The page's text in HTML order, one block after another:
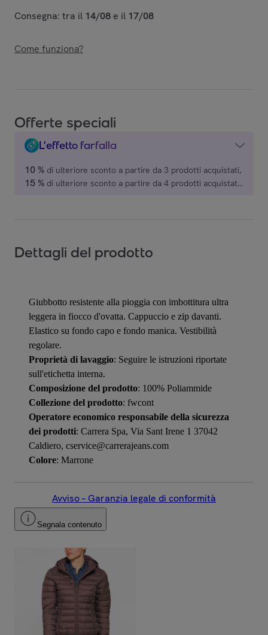
Consegna: tra il 14/08 e il 17/08
Come funziona?
Offerte speciali
L’effetto farfalla
10 % di ulteriore sconto a partire da 3 prodotti acquistati,
15 % di ulteriore sconto a partire da 4 prodotti acquistati,
Dettagli del prodotto
Giubbotto resistente alla pioggia con imbottitura ultra
leggera in fiocco d'ovatta. Cappuccio e zip davanti.
Elastico su fondo capo e fondo manica. Vestibilità
regolare.
Proprietà di lavaggio: Seguire le istruzioni riportate
sull'etichetta interna.
Composizione del prodotto: 100% Poliammide
Collezione del prodotto: fwcont
Operatore economico responsabile della sicurezza
dei prodotti: Carrera Spa, Via Sant Irene 1 37042
Caldiero, cservice@carrerajeans.com
Colore: Marrone
Avviso – Garanzia legale di conformità
Segnala contenuto